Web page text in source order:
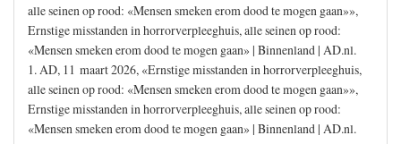
alle seinen op rood: «Mensen smeken erom dood te mogen gaan»»,
Ernstige misstanden in horrorverpleeghuis, alle seinen op rood:
«Mensen smeken erom dood te mogen gaan» | Binnenland | AD.nl.
1. AD, 11 maart 2026, «Ernstige misstanden in horrorverpleeghuis,
alle seinen op rood: «Mensen smeken erom dood te mogen gaan»»,
Ernstige misstanden in horrorverpleeghuis, alle seinen op rood:
«Mensen smeken erom dood te mogen gaan» | Binnenland | AD.nl.